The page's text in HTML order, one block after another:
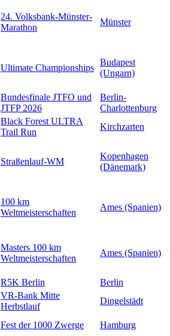
24. Volksbank-Münster-
Marathon
Münster
Ultimate Championships
Budapest
(Ungarn)
Bundesfinale JTFO und
JTFP 2026
Berlin-
Charlottenburg
Black Forest ULTRA
Trail Run
Kirchzarten
Straßenlauf-WM
Kopenhagen
(Dänemark)
100 km
Weltmeisterschaften
Ames (Spanien)
Masters 100 km
Weltmeisterschaften
Ames (Spanien)
R5K Berlin
Berlin
VR-Bank Mitte
Herbstlauf
Dingelstädt
Fest der 1000 Zwerge
Hamburg